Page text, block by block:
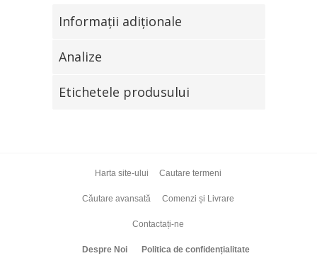
Informaţii adiţionale
Analize
Etichetele produsului
Harta site-ului Cautare termeni
Căutare avansată Comenzi și Livrare
Contactați-ne
Despre Noi Politica de confidențialitate